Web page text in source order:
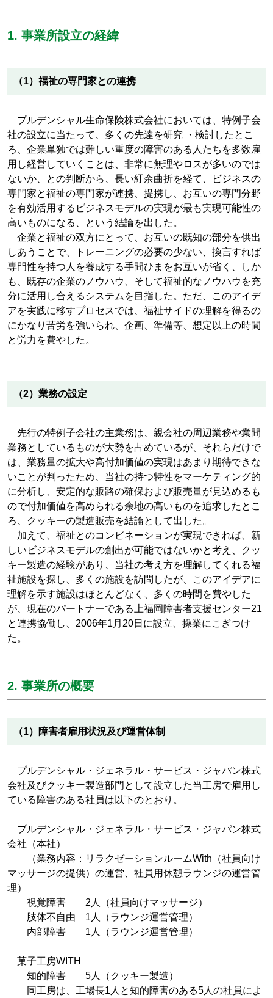
1. 事業所設立の経緯
（1）福祉の専門家との連携
プルデンシャル生命保険株式会社においては、特例子会
社の設立に当たって、多くの先達を研究 ・検討したとこ
ろ、企業単独では難しい重度の障害のある人たちを多数雇
用し経営していくことは、非常に無理やロスが多いのでは
ないか、との判断から、長い紆余曲折を経て、ビジネスの
専門家と福祉の専門家が連携、提携し、お互いの専門分野
を有効活用するビジネスモデルの実現が最も実現可能性の
高いものになる、という結論を出した。
企業と福祉の双方にとって、お互いの既知の部分を供出
しあうことで、トレーニングの必要の少ない、換言すれば
専門性を持つ人を養成する手間ひまをお互いが省く、しか
も、既存の企業のノウハウ、そして福祉的なノウハウを充
分に活用し合えるシステムを目指した。ただ、このアイデ
アを実践に移すプロセスでは、福祉サイドの理解を得るの
にかなり苦労を強いられ、企画、準備等、想定以上の時間
と労力を費やした。
（2）業務の設定
先行の特例子会社の主業務は、親会社の周辺業務や業間
業務としているものが大勢を占めているが、それらだけで
は、業務量の拡大や高付加価値の実現はあまり期待できな
いことが判ったため、当社の持つ特性をマーケティング的
に分析し、安定的な販路の確保および販売量が見込めるも
ので付加価値を高められる余地の高いものを追求したとこ
ろ、クッキーの製造販売を結論として出した。
加えて、福祉とのコンビネーションが実現できれば、新
しいビジネスモデルの創出が可能ではないかと考え、クッ
キー製造の経験があり、当社の考え方を理解してくれる福
祉施設を探し、多くの施設を訪問したが、このアイデアに
理解を示す施設はほとんどなく、多くの時間を費やした
が、現在のパートナーである上福岡障害者支援センター21
と連携協働し、2006年1月20日に設立、操業にこぎつけ
た。
2. 事業所の概要
（1）障害者雇用状況及び運営体制
プルデンシャル・ジェネラル・サービス・ジャパン株式
会社及びクッキー製造部門として設立した当工房で雇用し
ている障害のある社員は以下のとおり。
プルデンシャル・ジェネラル・サービス・ジャパン株式
会社（本社）
（業務内容：リラクゼーションルームWith（社員向け
マッサージの提供）の運営、社員用休憩ラウンジの運営管
理）
視覚障害 2人（社員向けマッサージ）
肢体不自由 1人（ラウンジ運営管理）
内部障害 1人（ラウンジ運営管理）
菓子工房WITH
知的障害 5人（クッキー製造）
同工房は、工場長1人と知的障害のある5人の社員によ